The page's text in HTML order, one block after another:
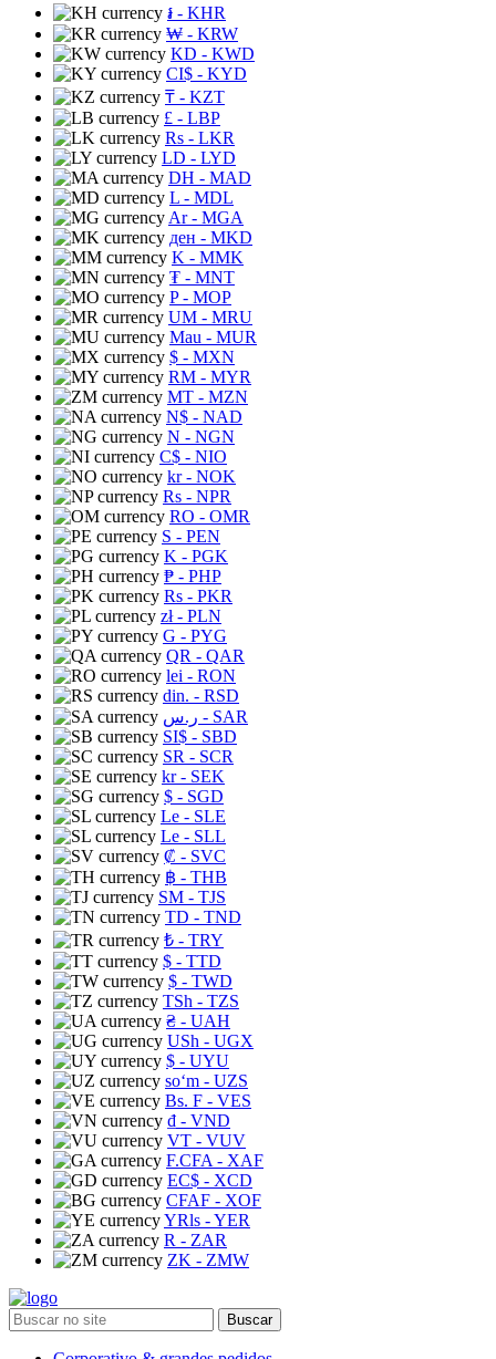
៛ - KHR
₩ - KRW
KD - KWD
CI$ - KYD
₸ - KZT
£ - LBP
Rs - LKR
LD - LYD
DH - MAD
L - MDL
Ar- MGA
ден - MKD
K - MMK
₮ - MNT
P- MOP
UM - MRU
Mau - MUR
$ - MXN
RM - MYR
MT - MZN
N$ - NAD
N - NGN
C$ - NIO
kr- NOK
Rs - NPR
RO - OMR
S - PEN
K - PGK
₱ - PHP
Rs - PKR
zł- PLN
G - PYG
QR - QAR
lei - RON
din. - RSD
ر.س - SAR
SI$ - SBD
SR - SCR
kr- SEK
$ - SGD
Le - SLE
Le - SLL
₡ - SVC
฿ - THB
ЅМ - TJS
TD - TND
₺ - TRY
$ - TTD
$ - TWD
TSh - TZS
₴ - UAH
USh - UGX
$ - UYU
soʻm - UZS
Bs. F - VES
₫ - VND
VT - VUV
F.CFA - XAF
EC$ - XCD
CFAF - XOF
YRls - YER
R - ZAR
ZK - ZMW
Buscar